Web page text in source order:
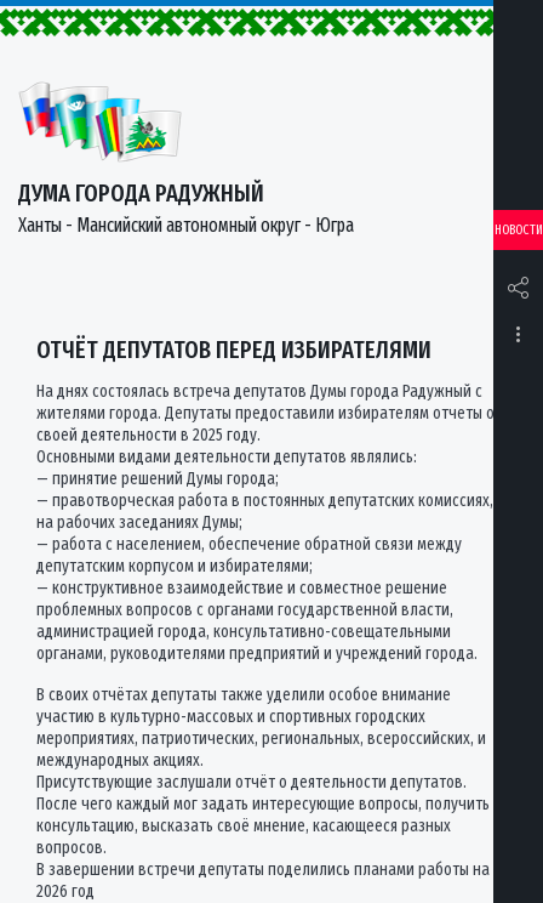
ДУМА ГОРОДА РАДУЖНЫЙ
Ханты - Мансийский автономный округ - Югра НОВОСТИ
ОТЧЁТ ДЕПУТАТОВ ПЕРЕД ИЗБИРАТЕЛЯМИ
На днях состоялась встреча депутатов Думы города Радужный с
жителями города. Депутаты предоставили избирателям отчеты о
своей деятельности в 2025 году.
Основными видами деятельности депутатов являлись:
— принятие решений Думы города;
— правотворческая работа в постоянных депутатских комиссиях,
на рабочих заседаниях Думы;
— работа с населением, обеспечение обратной связи между
депутатским корпусом и избирателями;
— конструктивное взаимодействие и совместное решение
проблемных вопросов с органами государственной власти,
администрацией города, консультативно-совещательными
органами, руководителями предприятий и учреждений города.
В своих отчётах депутаты также уделили особое внимание
участию в культурно-массовых и спортивных городских
мероприятиях, патриотических, региональных, всероссийских, и
международных акциях.
Присутствующие заслушали отчёт о деятельности депутатов.
После чего каждый мог задать интересующие вопросы, получить
консультацию, высказать своё мнение, касающееся разных
вопросов.
В завершении встречи депутаты поделились планами работы на
2026 год